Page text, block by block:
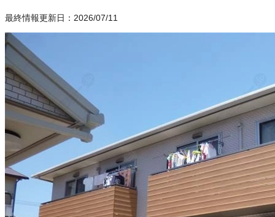
最終情報更新日：2026/07/11